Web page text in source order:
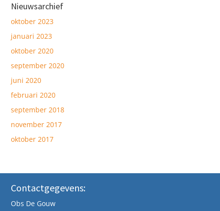
Nieuwsarchief
oktober 2023
januari 2023
oktober 2020
september 2020
juni 2020
februari 2020
september 2018
november 2017
oktober 2017
Contactgegevens:
Obs De Gouw